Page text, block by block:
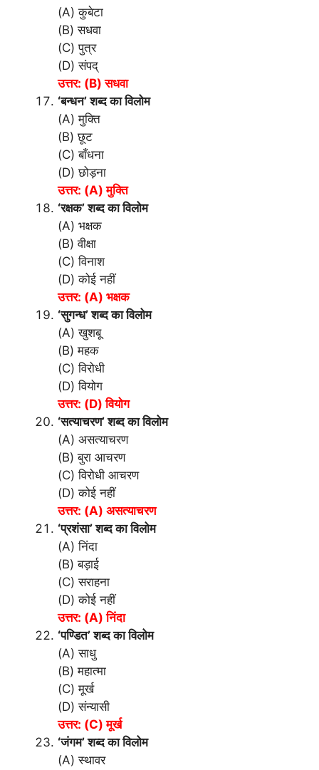
(A) कुबेटा
(B) सधवा
(C) पुत्र
(D) संपद्
उत्तर: (B) सधवा
‘बन्धन’ शब्द का विलोम
(A) मुक्ति
(B) छूट
(C) बाँधना
(D) छोड़ना
उत्तर: (A) मुक्ति
‘रक्षक’ शब्द का विलोम
(A) भक्षक
(B) वीक्षा
(C) विनाश
(D) कोई नहीं
उत्तर: (A) भक्षक
‘सुगन्ध’ शब्द का विलोम
(A) खुशबू
(B) महक
(C) विरोधी
(D) वियोग
उत्तर: (D) वियोग
‘सत्याचरण’ शब्द का विलोम
(A) असत्याचरण
(B) बुरा आचरण
(C) विरोधी आचरण
(D) कोई नहीं
उत्तर: (A) असत्याचरण
‘प्रशंसा’ शब्द का विलोम
(A) निंदा
(B) बड़ाई
(C) सराहना
(D) कोई नहीं
उत्तर: (A) निंदा
‘पण्डित’ शब्द का विलोम
(A) साधु
(B) महात्मा
(C) मूर्ख
(D) संन्यासी
उत्तर: (C) मूर्ख
‘जंगम’ शब्द का विलोम
(A) स्थावर